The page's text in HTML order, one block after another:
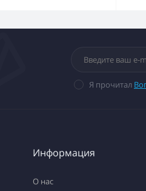
Я прочитал
Информация
О нас